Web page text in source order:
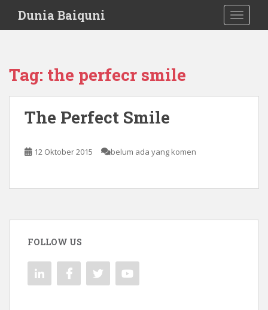
i
Dunia Baiquni
Tag: the perfecr smile
The Perfect Smile
12 Oktober 2015 belum ada yang komen
FOLLOW US